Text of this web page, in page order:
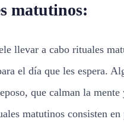
matutinos:
llevar a cabo rituales
el día que les espera.
que calman la
matutinos consisten